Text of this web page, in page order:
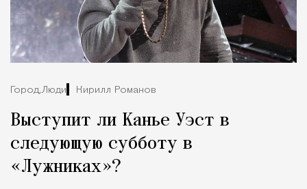
Город,Люди Кирилл Романов
Выступит ли Канье Уэст в
следующую субботу в
«Лужниках»?